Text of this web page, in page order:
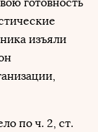
изъяли
по ч. 2, ст.